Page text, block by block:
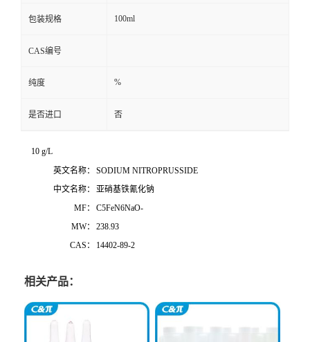
包装规格 100ml
CAS编号
纯度 %
是否进口 否
10 g/L
英文名称：
SODIUM NITROPRUSSIDE
中文名称：
亚硝基铁氰化钠
MF：
C5FeN6NaO-
MW：
238.93
CAS：
14402-89-2
相关产品：